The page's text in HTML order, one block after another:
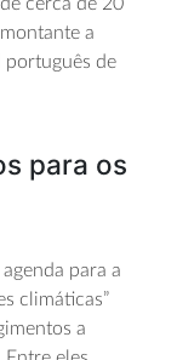
a
de
para os
para a
climáticas”
a